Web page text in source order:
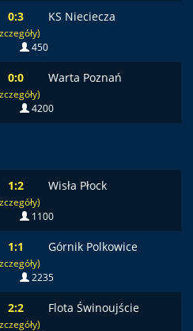
0:3 KS Nieciecza
450
0:0 Warta Poznań
4200
1:2 Wisła Płock
1100
1:1 Górnik Polkowice
2235
2:2 Flota Świnoujście